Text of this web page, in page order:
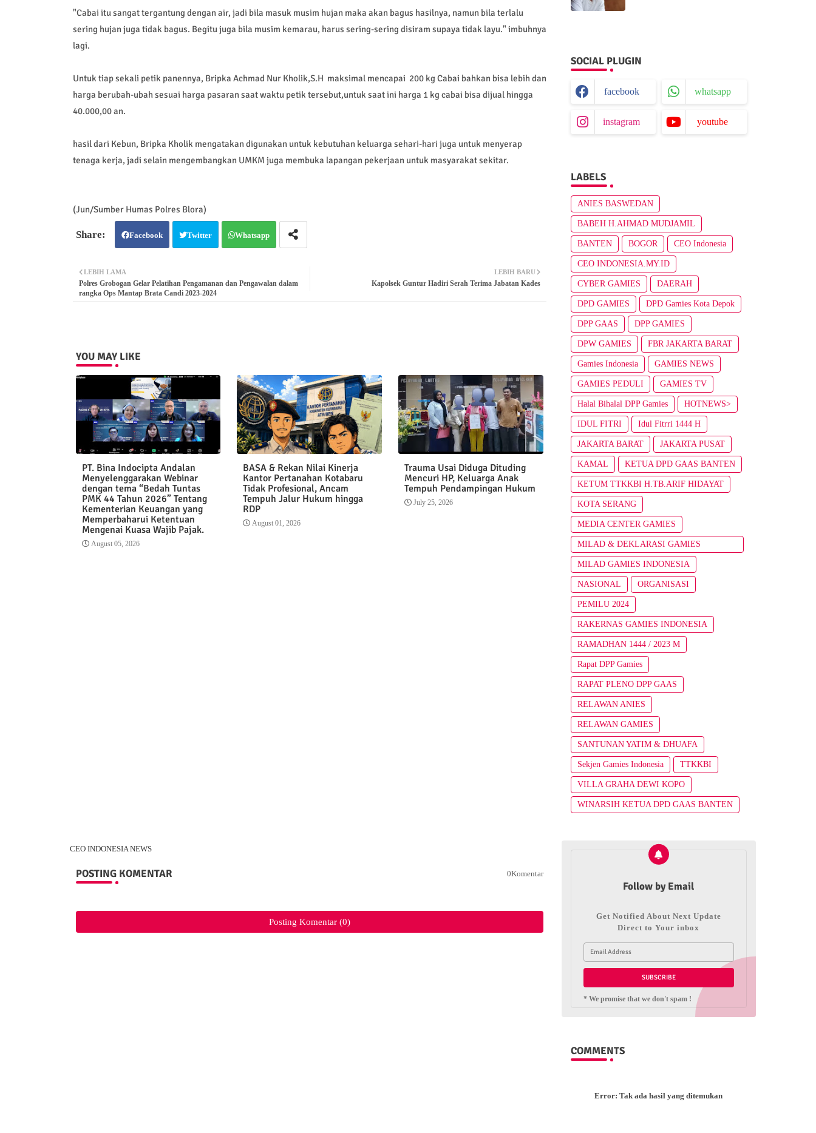
"Cabai itu sangat tergantung dengan air, jadi bila masuk musim hujan maka akan bagus hasilnya, namun bila terlalu
sering hujan juga tidak bagus. Begitu juga bila musim kemarau, harus sering-sering disiram supaya tidak layu." imbuhnya
lagi.
Untuk tiap sekali petik panennya, Bripka Achmad Nur Kholik,S.H maksimal mencapai 200 kg Cabai bahkan bisa lebih dan
harga berubah-ubah sesuai harga pasaran saat waktu petik tersebut,untuk saat ini harga 1 kg cabai bisa dijual hingga
40.000,00 an.
hasil dari Kebun, Bripka Kholik mengatakan digunakan untuk kebutuhan keluarga sehari-hari juga untuk menyerap
tenaga kerja, jadi selain mengembangkan UMKM juga membuka lapangan pekerjaan untuk masyarakat sekitar.
(Jun/Sumber Humas Polres Blora)
Facebook Twitter Whatsapp
LEBIH BARU
Kapolsek Guntur Hadiri Serah Terima Jabatan Kades
LEBIH LAMA
Polres Grobogan Gelar Pelatihan Pengamanan dan Pengawalan dalam
rangka Ops Mantap Brata Candi 2023-2024
YOU MAY LIKE
PT. Bina Indocipta Andalan
Menyelenggarakan Webinar
dengan tema “Bedah Tuntas
PMK 44 Tahun 2026” Tentang
Kementerian Keuangan yang
Memperbaharui Ketentuan
Mengenai Kuasa Wajib Pajak.
August 05, 2026
BASA & Rekan Nilai Kinerja
Kantor Pertanahan Kotabaru
Tidak Profesional, Ancam
Tempuh Jalur Hukum hingga
RDP
August 01, 2026
Trauma Usai Diduga Dituding
Mencuri HP, Keluarga Anak
Tempuh Pendampingan Hukum
July 25, 2026
CEO INDONESIA NEWS
POSTING KOMENTAR 0Komentar
Posting Komentar (0)
SOCIAL PLUGIN
facebook whatsapp
instagram youtube
LABELS
ANIES BASWEDAN
BABEH H.AHMAD MUDJAMIL
BANTEN BOGOR CEO Indonesia
CEO INDONESIA.MY.ID
CYBER GAMIES DAERAH
DPD GAMIES DPD Gamies Kota Depok
DPP GAAS DPP GAMIES
DPW GAMIES FBR JAKARTA BARAT
Gamies Indonesia GAMIES NEWS
GAMIES PEDULI GAMIES TV
Halal Bihalal DPP Gamies HOTNEWS>
IDUL FITRI Idul Fitrri 1444 H
JAKARTA BARAT JAKARTA PUSAT
KAMAL KETUA DPD GAAS BANTEN
KETUM TTKKBI H.TB.ARIF HIDAYAT
KOTA SERANG
MEDIA CENTER GAMIES
MILAD & DEKLARASI GAMIES
INDONESIA
MILAD GAMIES INDONESIA
NASIONAL ORGANISASI
PEMILU 2024
RAKERNAS GAMIES INDONESIA
RAMADHAN 1444 / 2023 M
Rapat DPP Gamies
RAPAT PLENO DPP GAAS
RELAWAN ANIES
RELAWAN GAMIES
SANTUNAN YATIM & DHUAFA
Sekjen Gamies Indonesia TTKKBI
VILLA GRAHA DEWI KOPO
WINARSIH KETUA DPD GAAS BANTEN
Follow by Email
Get Notified About Next Update
Direct to Your inbox
* We promise that we don't spam !
COMMENTS
Error: Tak ada hasil yang ditemukan